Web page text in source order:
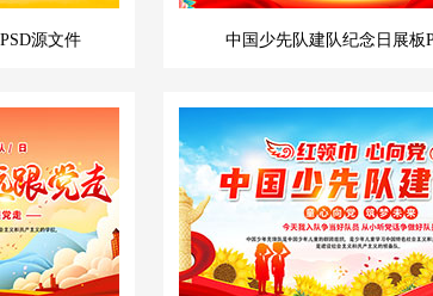
源文件 中国少先队建队纪念日展板